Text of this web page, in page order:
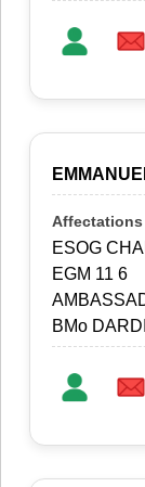
ESOG
EGM 11 6
BMo